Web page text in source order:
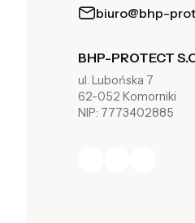
biuro@bhp-
BHP-PROTECT
ul. Lubońska 7
62-052 Komorniki
NIP: 7773402885